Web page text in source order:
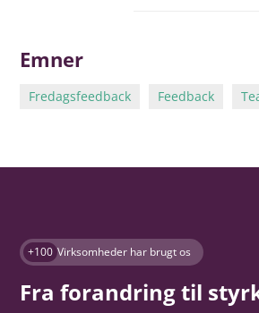
Emner
Fredagsfeedback Feedback
+100 Virksomheder har brugt os
Fra forandring til